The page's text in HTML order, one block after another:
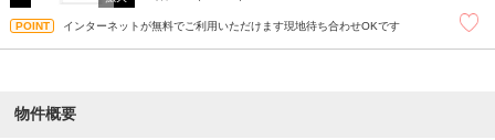
インターネットが無料でご利用いただけます現地待ち合わせOKです
物件概要